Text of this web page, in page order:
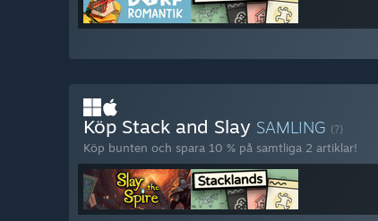
Köp Stack and Slay SAMLING (?)
Köp bunten och spara 10 % på samtliga 2 artiklar!